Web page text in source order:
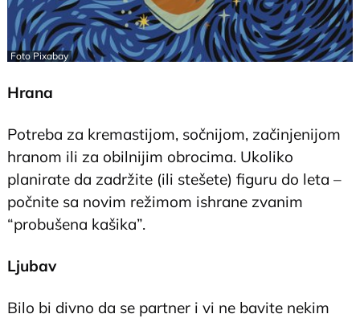
Foto Pixabay
Hrana
Potreba za kremastijom, sočnijom, začinjenijom
hranom ili za obilnijim obrocima. Ukoliko
planirate da zadržite (ili stešete) figuru do leta –
počnite sa novim režimom ishrane zvanim
“probušena kašika”.
Ljubav
Bilo bi divno da se partner i vi ne bavite nekim